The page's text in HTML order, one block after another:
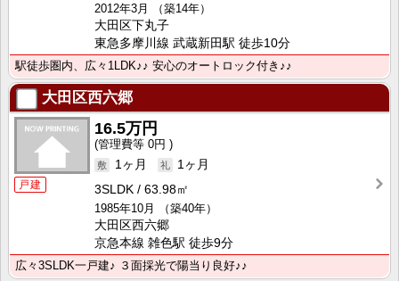
2012年3月
（築14年）
大田区下丸子
東急多摩川線 武蔵新田駅 徒歩10分
駅徒歩圏内、広々1LDK♪♪ 安心のオートロック付き♪♪
大田区西六郷
戸建
16.5万円
0円
1ヶ月
1ヶ月
3SLDK
63.98㎡
1985年10月
（築40年）
大田区西六郷
京急本線 雑色駅 徒歩9分
広々3SLDK一戸建♪ ３面採光で陽当り良好♪♪